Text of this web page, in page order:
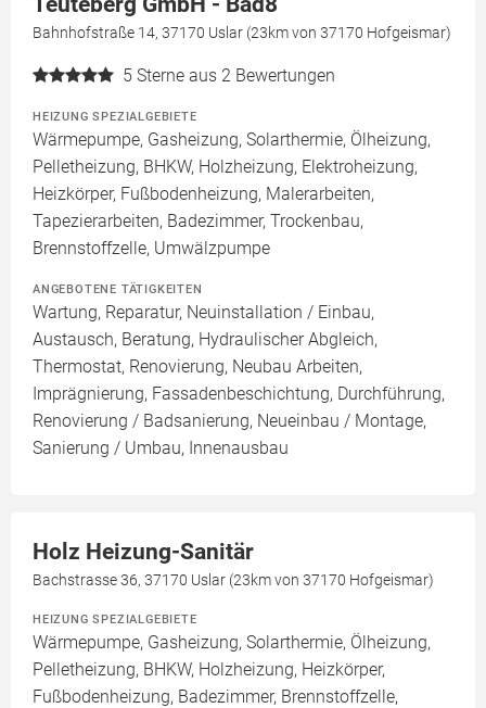
Bahnhofstraße 14, 37170 Uslar (23km von 37170 Hofgeismar)
5 Sterne aus 2 Bewertungen
HEIZUNG SPEZIALGEBIETE
Wärmepumpe, Gasheizung, Solarthermie, Ölheizung,
Pelletheizung, BHKW, Holzheizung, Elektroheizung,
Heizkörper, Fußbodenheizung, Malerarbeiten,
Tapezierarbeiten, Badezimmer, Trockenbau,
Brennstoffzelle, Umwälzpumpe
ANGEBOTENE TÄTIGKEITEN
Wartung, Reparatur, Neuinstallation / Einbau,
Austausch, Beratung, Hydraulischer Abgleich,
Thermostat, Renovierung, Neubau Arbeiten,
Imprägnierung, Fassadenbeschichtung, Durchführung,
Renovierung / Badsanierung, Neueinbau / Montage,
Sanierung / Umbau, Innenausbau
Holz Heizung-Sanitär
Bachstrasse 36, 37170 Uslar (23km von 37170 Hofgeismar)
HEIZUNG SPEZIALGEBIETE
Wärmepumpe, Gasheizung, Solarthermie, Ölheizung,
Pelletheizung, BHKW, Holzheizung, Heizkörper,
Fußbodenheizung, Badezimmer, Brennstoffzelle,